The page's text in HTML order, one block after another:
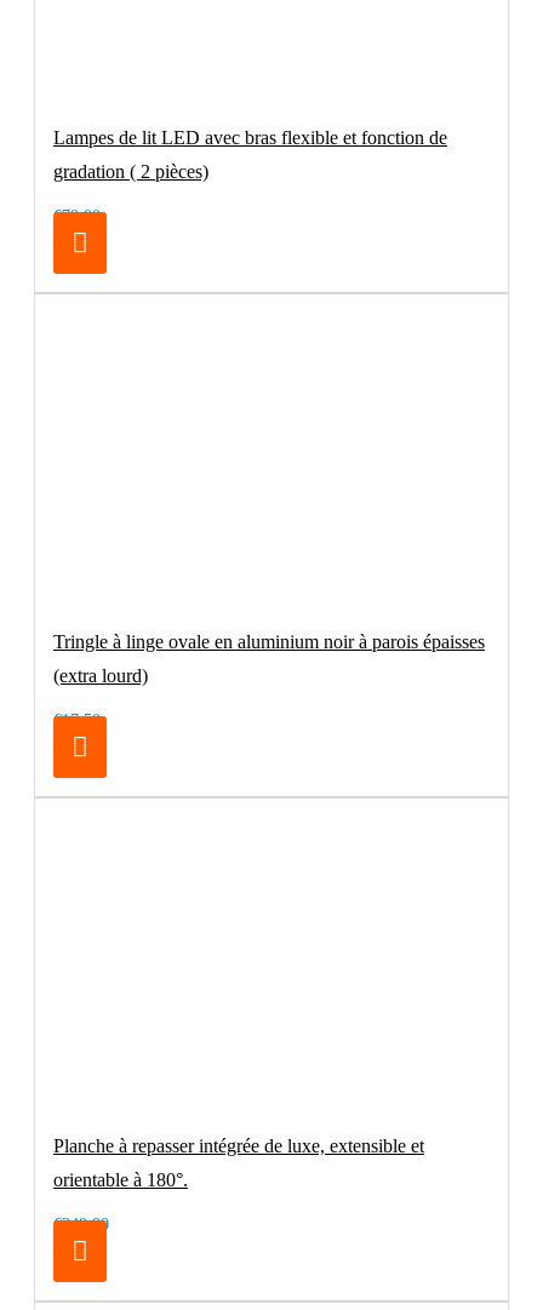
Lampes de lit LED avec bras flexible et fonction de
gradation ( 2 pièces)
€79.00
Tringle à linge ovale en aluminium noir à parois épaisses
(extra lourd)
€17.50
Planche à repasser intégrée de luxe, extensible et
orientable à 180°.
€249.00